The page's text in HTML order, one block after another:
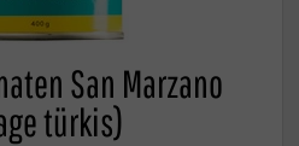
San Marzano
türkis)